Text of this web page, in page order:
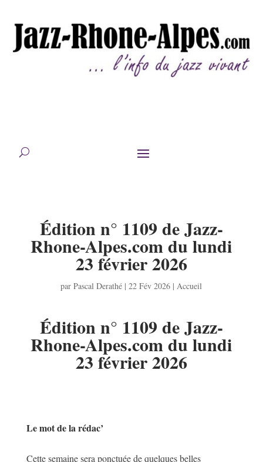
Édition n° 1109 de Jazz-
Rhone-Alpes.com du lundi
23 février 2026
parPascal Derathé |22 Fév 2026 |Accueil
Édition n° 1109 de Jazz-
Rhone-Alpes.com du lundi
23 février 2026
Le mot de la rédac’
Cette semaine sera ponctuée de quelques belles